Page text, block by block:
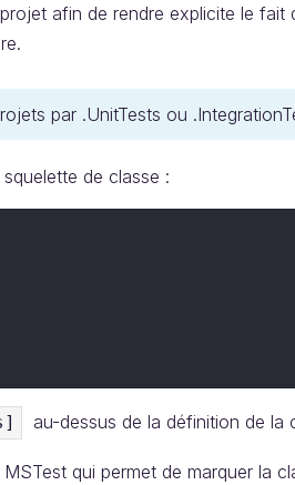
afin de rendre explicite le fait
par .UnitTests ou
de classe :
au-dessus de la définition de la
qui permet de marquer la